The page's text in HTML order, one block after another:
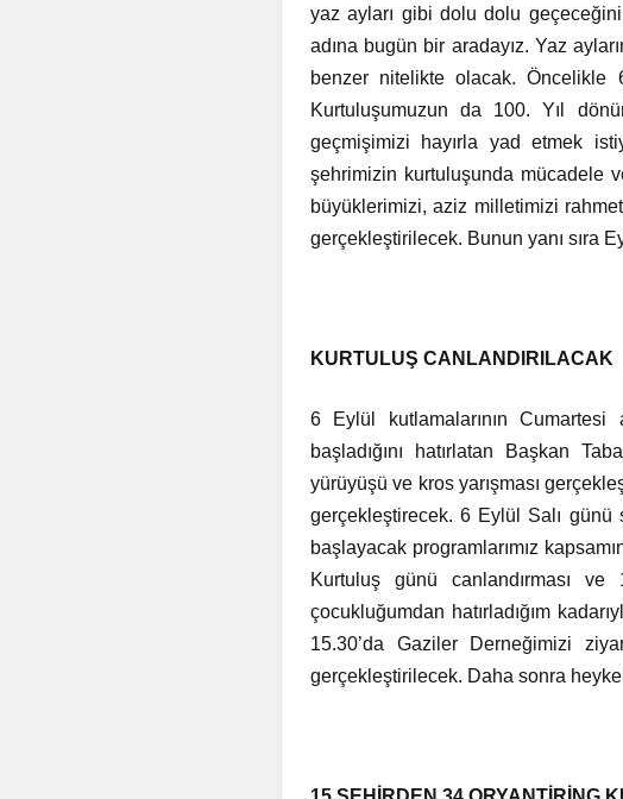
yaz ayları gibi dolu dolu
adına bugün bir aradayız. Yaz
benzer nitelikte olacak. Öncelikle
Kurtuluşumuzun da 100. Yıl
geçmişimizi hayırla yad etmek
şehrimizin kurtuluşunda mücadele
büyüklerimizi, aziz milletimizi
gerçekleştirilecek. Bunun yanı sıra
KURTULUŞ CANLANDIRILACAK
6 Eylül kutlamalarının
başladığını hatırlatan Başkan
yürüyüşü ve kros yarışması
gerçekleştirecek. 6 Eylül Salı günü
başlayacak programlarımız
Kurtuluş günü canlandırması
çocukluğumdan hatırladığım
15.30’da Gaziler Derneğimizi
gerçekleştirilecek. Daha sonra